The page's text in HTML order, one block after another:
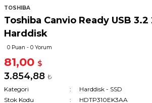
TOSHIBA
Toshiba Canvio Ready USB 3.2
Harddisk
0 Puan - 0 Yorum
81,00 $
3.854,88 ₺
Kategori
Harddisk - SSD
Stok Kodu
HDTP310EK3AA